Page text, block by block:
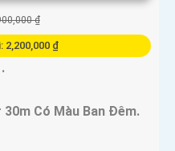
₫
2,200,000 ₫
30m Có Màu Ban Ðêm.